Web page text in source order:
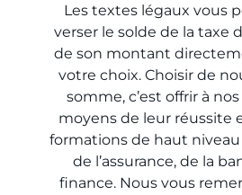
Les textes légaux vous
verser le solde de la taxe
de son montant
votre choix. Choisir de
somme, c’est offrir à
moyens de leur réussite
formations de haut
de l’assurance, de la
finance. Nous vous